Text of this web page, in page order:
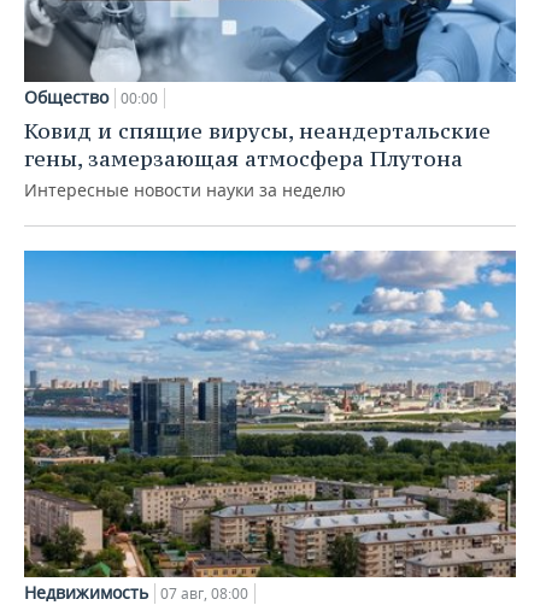
Общество 00:00
Ковид и спящие вирусы, неандертальские
гены, замерзающая атмосфера Плутона
Интересные новости науки за неделю
Недвижимость 07 авг, 08:00